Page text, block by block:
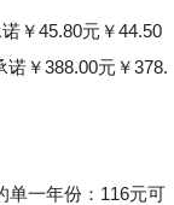
￥45.80元￥44.50
￥388.00元￥378.
一年份：116元可